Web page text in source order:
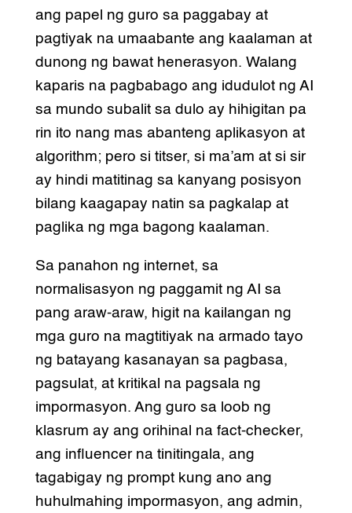
ang papel ng guro sa paggabay at
pagtiyak na umaabante ang kaalaman at
dunong ng bawat henerasyon. Walang
kaparis na pagbabago ang idudulot ng AI
sa mundo subalit sa dulo ay hihigitan pa
rin ito nang mas abanteng aplikasyon at
algorithm; pero si titser, si ma’am at si sir
ay hindi matitinag sa kanyang posisyon
bilang kaagapay natin sa pagkalap at
paglika ng mga bagong kaalaman.
Sa panahon ng internet, sa
normalisasyon ng paggamit ng AI sa
pang araw-araw, higit na kailangan ng
mga guro na magtitiyak na armado tayo
ng batayang kasanayan sa pagbasa,
pagsulat, at kritikal na pagsala ng
impormasyon. Ang guro sa loob ng
klasrum ay ang orihinal na fact-checker,
ang influencer na tinitingala, ang
tagabigay ng prompt kung ano ang
huhulmahing impormasyon, ang admin,